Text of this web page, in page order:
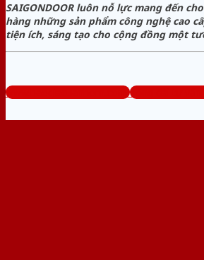
SAIGONDOOR luôn nỗ lực mang đến
hàng những sản phẩm công nghệ cao
tiện ích, sáng tạo cho cộng đồng một
www.baogiacuanhom.com Tổng đài tư vấn